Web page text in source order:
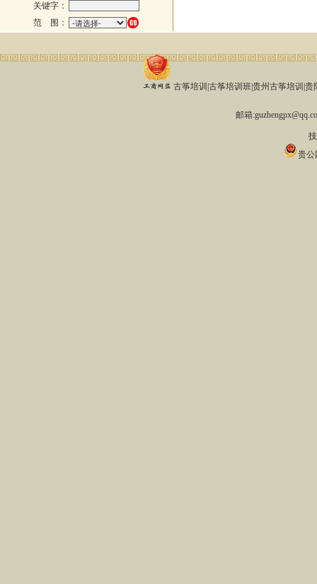
关键字：
范 围：
古筝培训|古筝培训班|贵州古筝培训|
邮箱
贵公